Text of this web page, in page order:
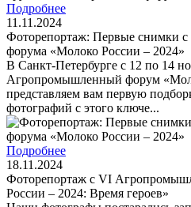
Подробнее
11.11.2024
Фоторепортаж: Первые снимки
форума «Молоко России – 2024»
В Санкт-Петербурге с 12 по 14
Агропромышленный форум
представляем вам первую
фотографий с этого ключе...
Подробнее
18.11.2024
Фоторепортаж с VI
России – 2024: Время героев»